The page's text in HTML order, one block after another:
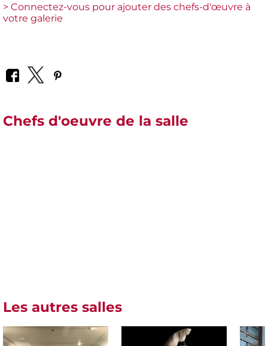
> Connectez-vous pour ajouter des chefs-d'œuvre à
votre galerie
Chefs d'oeuvre de la salle
Les autres salles